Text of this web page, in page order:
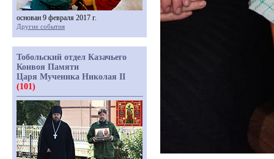
основан 9 февраля 2017 г.
Другие события
Тобольский отдел Казачьего
Конвоя Памяти
Царя Мученика Николая II
(101)